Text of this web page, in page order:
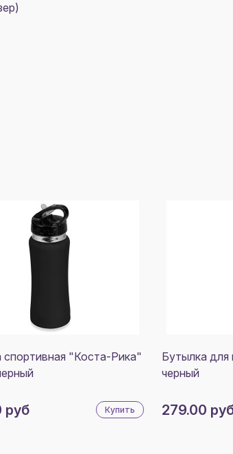
спортивная "Коста-Рика"
руб Купить
Бутылка
черный
279.00